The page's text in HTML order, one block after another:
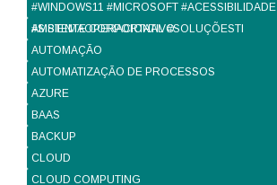
#WINDOWS11 #MICROSOFT #ACESSIBILIDADE
#SISTEMAOPERACIONAL #SOLUÇÕESTI
AMBIENTE CORPORTATIVO
AUTOMAÇÃO
AUTOMATIZAÇÃO DE PROCESSOS
AZURE
BAAS
BACKUP
CLOUD
CLOUD COMPUTING